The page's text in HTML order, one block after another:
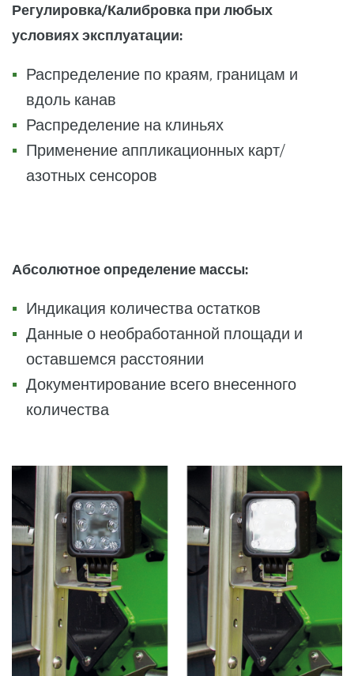
Регулировка/Калибровка при любых
условиях эксплуатации:
Распределение по краям, границам и
вдоль канав
Распределение на клиньях
Применение аппликационных карт/
азотных сенсоров
Абсолютное определение массы:
Индикация количества остатков
Данные о необработанной площади и
оставшемся расстоянии
Документирование всего внесенного
количества